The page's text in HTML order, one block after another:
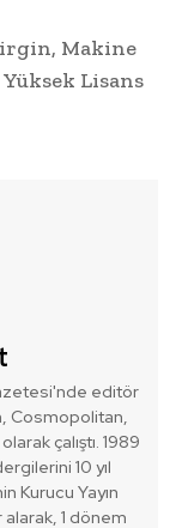
Makine
Lisans
editör
Cosmopolitan,
çalıştı. 1989
10 yıl
Kurucu Yayın
1 dönem